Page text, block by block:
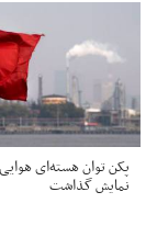
پکن توان هسته‌ای
نمایش گذاشت